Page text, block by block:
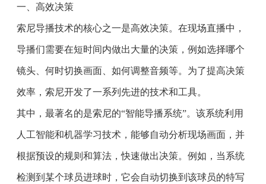
一、高效决策
索尼导播技术的核心之一是高效决策。在现场直播中，
导播们需要在短时间内做出大量的决策，例如选择哪个
镜头、何时切换画面、如何调整音频等。为了提高决策
效率，索尼开发了一系列先进的技术和工具。
其中，最著名的是索尼的“智能导播系统”。该系统利用
人工智能和机器学习技术，能够自动分析现场画面，并
根据预设的规则和算法，快速做出决策。例如，当系统
检测到某个球员进球时，它会自动切换到该球员的特写